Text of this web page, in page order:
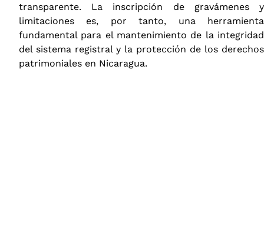
transparente. La inscripción de gravámenes y
limitaciones es, por tanto, una herramienta
fundamental para el mantenimiento de la integridad
del sistema registral y la protección de los derechos
patrimoniales en Nicaragua.